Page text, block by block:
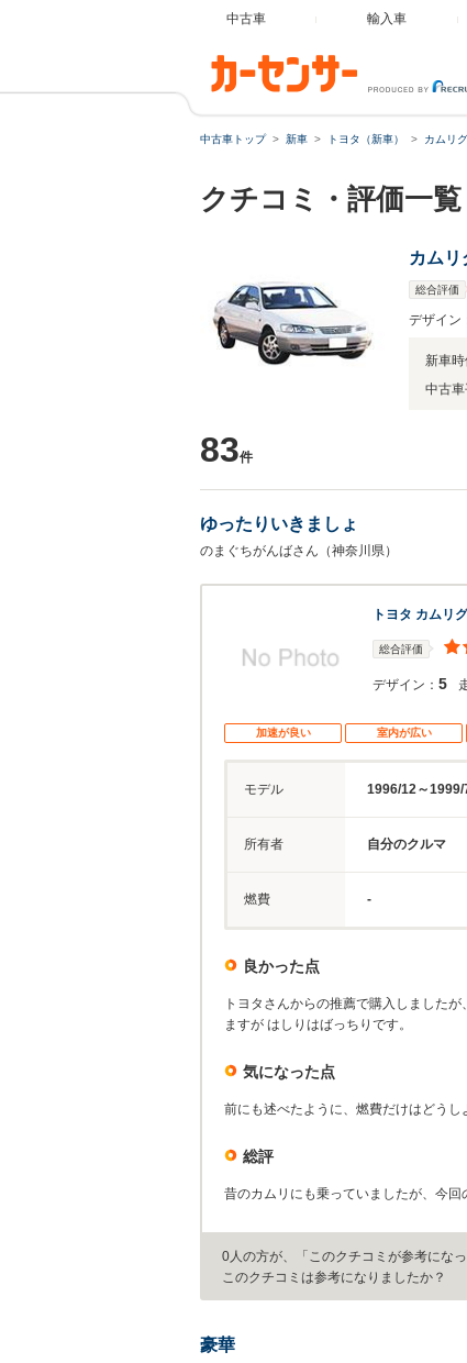
中古車 輸入車
中古車トップ 新車 トヨタ（新車） カムリ
クチコミ・評価一覧
カムリ
総合評価
デザイン
新車時
中古車
83件
ゆったりいきましょ
のまぐちがんばさん（神奈川県）
トヨタ カムリ
総合評価
デザイン： 5
加速が良い 室内が広い
モデル 1996/12～1999/
所有者 自分のクルマ
燃費 -
良かった点
トヨタさんからの推薦で購入しました
ますが はしりはばっちりです。
気になった点
前にも述べたように、燃費だけはどうし
総評
昔のカムリにも乗っていましたが、今回
0人の方が、「このクチコミが参考にな
このクチコミは参考になりましたか？
豪華